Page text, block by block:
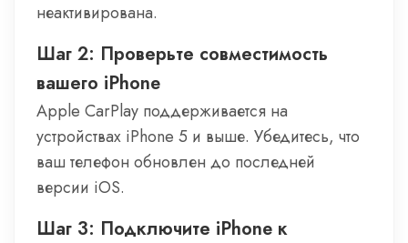
неактивирована.
Шаг 2: Проверьте совместимость
вашего iPhone
Apple CarPlay поддерживается на
устройствах iPhone 5 и выше. Убедитесь, что
ваш телефон обновлен до последней
версии iOS.
Шаг 3: Подключите iPhone к